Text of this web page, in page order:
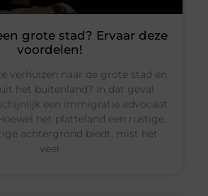
grote stad? Ervaar deze
voordelen!
verhuizen naar de grote stad en
het buitenland? In dat geval
een immigratie advocaat
het platteland een rustige,
achtergrond biedt, mist het
veel